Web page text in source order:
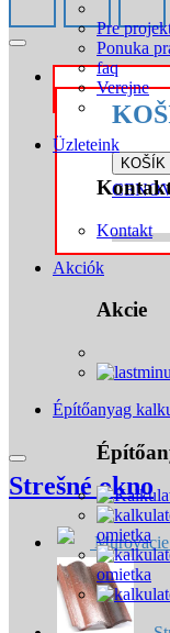
Pre
Ponuka
faq
Verejne
Üzleteink
Kontakt
Akciók
Akcie
Építőanyag
omietka
omietka
KOŠÍK
Strešné okno